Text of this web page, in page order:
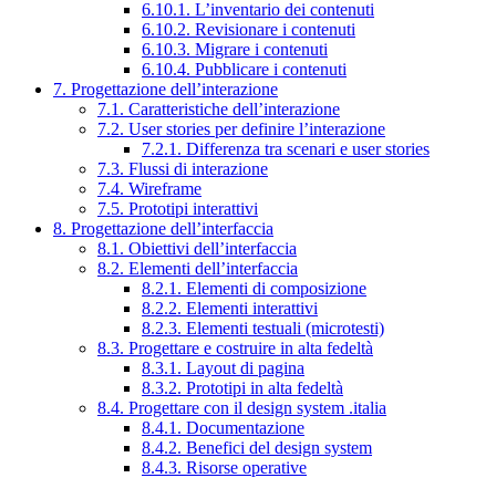
6.10.1. L’inventario dei contenuti
6.10.2. Revisionare i contenuti
6.10.3. Migrare i contenuti
6.10.4. Pubblicare i contenuti
7. Progettazione dell’interazione
7.1. Caratteristiche dell’interazione
7.2. User stories per definire l’interazione
7.2.1. Differenza tra scenari e user stories
7.3. Flussi di interazione
7.4. Wireframe
7.5. Prototipi interattivi
8. Progettazione dell’interfaccia
8.1. Obiettivi dell’interfaccia
8.2. Elementi dell’interfaccia
8.2.1. Elementi di composizione
8.2.2. Elementi interattivi
8.2.3. Elementi testuali (microtesti)
8.3. Progettare e costruire in alta fedeltà
8.3.1. Layout di pagina
8.3.2. Prototipi in alta fedeltà
8.4. Progettare con il design system .italia
8.4.1. Documentazione
8.4.2. Benefici del design system
8.4.3. Risorse operative